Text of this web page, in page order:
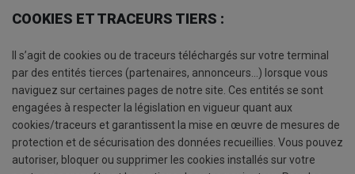
COOKIES ET TRACEURS TIERS :
Il s’agit de cookies ou de traceurs téléchargés sur votre terminal
par des entités tierces (partenaires, annonceurs…) lorsque vous
naviguez sur certaines pages de notre site. Ces entités se sont
engagées à respecter la législation en vigueur quant aux
cookies/traceurs et garantissent la mise en œuvre de mesures de
protection et de sécurisation des données recueillies. Vous pouvez
autoriser, bloquer ou supprimer les cookies installés sur votre